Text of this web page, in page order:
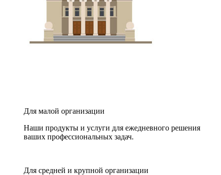
Для малой организации
Наши продукты и услуги для ежедневного решения
ваших профессиональных задач.
Для средней и крупной организации